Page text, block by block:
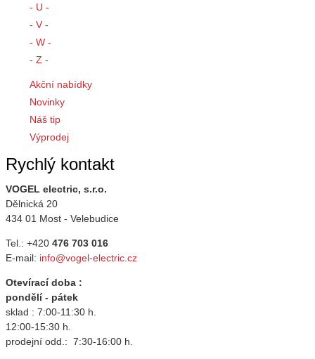
- U -
- V -
- W -
- Z -
Akční nabídky
Novinky
Náš tip
Výprodej
Rychlý kontakt
VOGEL electric, s.r.o.
Dělnická 20
434 01 Most - Velebudice
Tel.: +420 476 703 016
E-mail: info@vogel-electric.cz
Otevírací doba :
pondělí - pátek
sklad : 7:00-11:30 h.
12:00-15:30 h.
prodejní odd.: 7:30-16:00 h.